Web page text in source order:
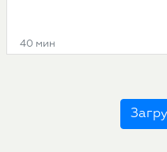
40 мин